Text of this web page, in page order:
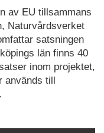
av EU tillsammans
Naturvårdsverket
satsningen
län finns 40
inom projektet,
till